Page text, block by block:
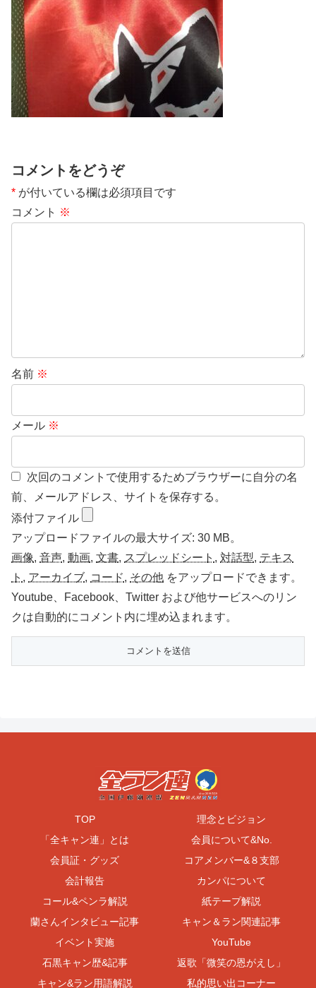
コメントをどうぞ
* が付いている欄は必須項目です
コメント ※
名前 ※
メール ※
次回のコメントで使用するためブラウザーに自分の名
前、メールアドレス、サイトを保存する。
添付ファイル
アップロードファイルの最大サイズ: 30 MB。
画像, 音声, 動画, 文書, スプレッドシート , 対話型, テキス
ト , アーカイブ, コード, その他 をアップロードできます。
Youtube、Facebook、Twitter および他サービスへのリン
クは自動的にコメント内に埋め込まれます。
TOP
理念とビジョン
「全キャン連」とは
会員について&No.
会員証・グッズ
コアメンバー&８支部
会計報告
カンパについて
コール&ペンラ解説
紙テープ解説
蘭さんインタビュー記事
キャン＆ラン関連記事
イベント実施
YouTube
石黒キャン歴&記事
返歌「微笑の恩がえし」
キャン&ラン用語解説
私的思い出コーナー